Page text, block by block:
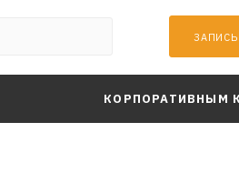
КОРПОРАТИВНЫМ